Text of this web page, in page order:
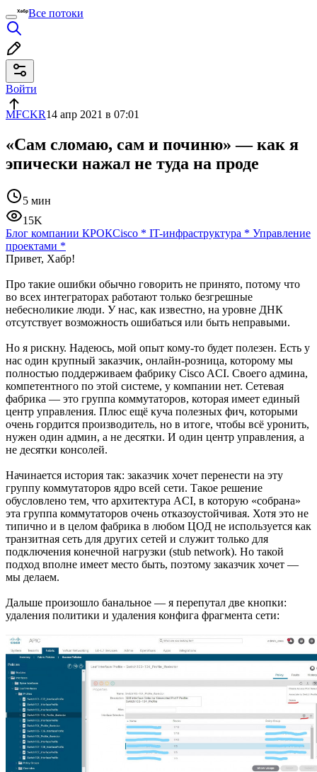
Все потоки
Войти
MFCKR14 апр 2021 в 07:01
«Сам сломаю, сам и починю» — как я
эпически нажал не туда на проде
5 мин
15K
Блог компании КРОКCisco * IT-инфраструктура * Управление
проектами *
Привет, Хабр!
Про такие ошибки обычно говорить не принято, потому что
во всех интеграторах работают только безгрешные
небесноликие люди. У нас, как известно, на уровне ДНК
отсутствует возможность ошибаться или быть неправыми.
Но я рискну. Надеюсь, мой опыт кому-то будет полезен. Есть у
нас один крупный заказчик, онлайн-розница, которому мы
полностью поддерживаем фабрику Cisco ACI. Своего админа,
компетентного по этой системе, у компании нет. Сетевая
фабрика — это группа коммутаторов, которая имеет единый
центр управления. Плюс ещё куча полезных фич, которыми
очень гордится производитель, но в итоге, чтобы всё уронить,
нужен один админ, а не десятки. И один центр управления, а
не десятки консолей.
Начинается история так: заказчик хочет перенести на эту
группу коммутаторов ядро всей сети. Такое решение
обусловлено тем, что архитектура ACI, в которую «собрана»
эта группа коммутаторов очень отказоустойчивая. Хотя это не
типично и в целом фабрика в любом ЦОД не используется как
транзитная сеть для других сетей и служит только для
подключения конечной нагрузки (stub network). Но такой
подход вполне имеет место быть, поэтому заказчик хочет —
мы делаем.
Дальше произошло банальное — я перепутал две кнопки:
удаления политики и удаления конфига фрагмента сети: